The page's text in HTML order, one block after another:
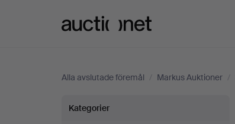
Alla avslutade föremål / Markus Auktioner /
Nysilver
Kategorier